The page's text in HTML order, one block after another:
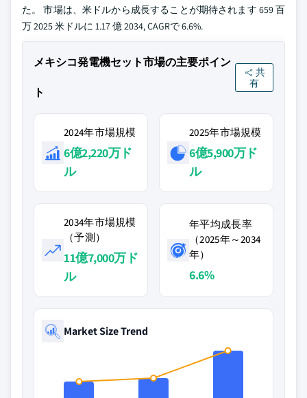
た。 市場は、米ドルから成長することが期待されます 659 百
万 2025 米ドルに 1.17 億 2034, CAGRで 6.6%.
メキシコ発電機セット市場の主要ポイン
ト
共
有
2024年市場規模
6億2,220万ド
ル
2025年市場規模
6億5,900万ド
ル
2034年市場規模
（予測）
11億7,000万ド
ル
年平均成長率
（2025年～2034
年）
6.6%
Market Size Trend